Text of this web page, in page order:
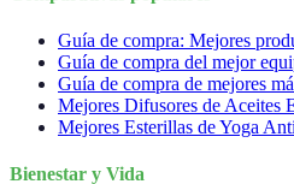
Guía de compra: Mejores
Guía de compra del mejor
Guía de compra de mejores
Mejores Difusores de Aceites
Mejores Esterillas de Yoga
Bienestar y Vida